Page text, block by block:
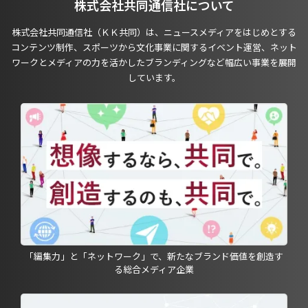
株式会社共同通信社について
株式会社共同通信社（ＫＫ共同）は、ニュースメディアをはじめとする
コンテンツ制作、スポーツから文化事業に関するイベント運営、ネット
ワークとメディアの力を活かしたブランディングなど幅広い事業を展開
しています。
「編集力」と「ネットワーク」で、新たなブランド価値を創造す
る総合メディア企業